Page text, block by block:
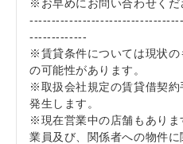
※お早めにお問い合わせくだ
-------------
※賃貸条件については現状の
の可能性があります。
※取扱会社規定の賃貸借契
発生します。
※現在営業中の店舗もありま
業員及び、関係者への物件に